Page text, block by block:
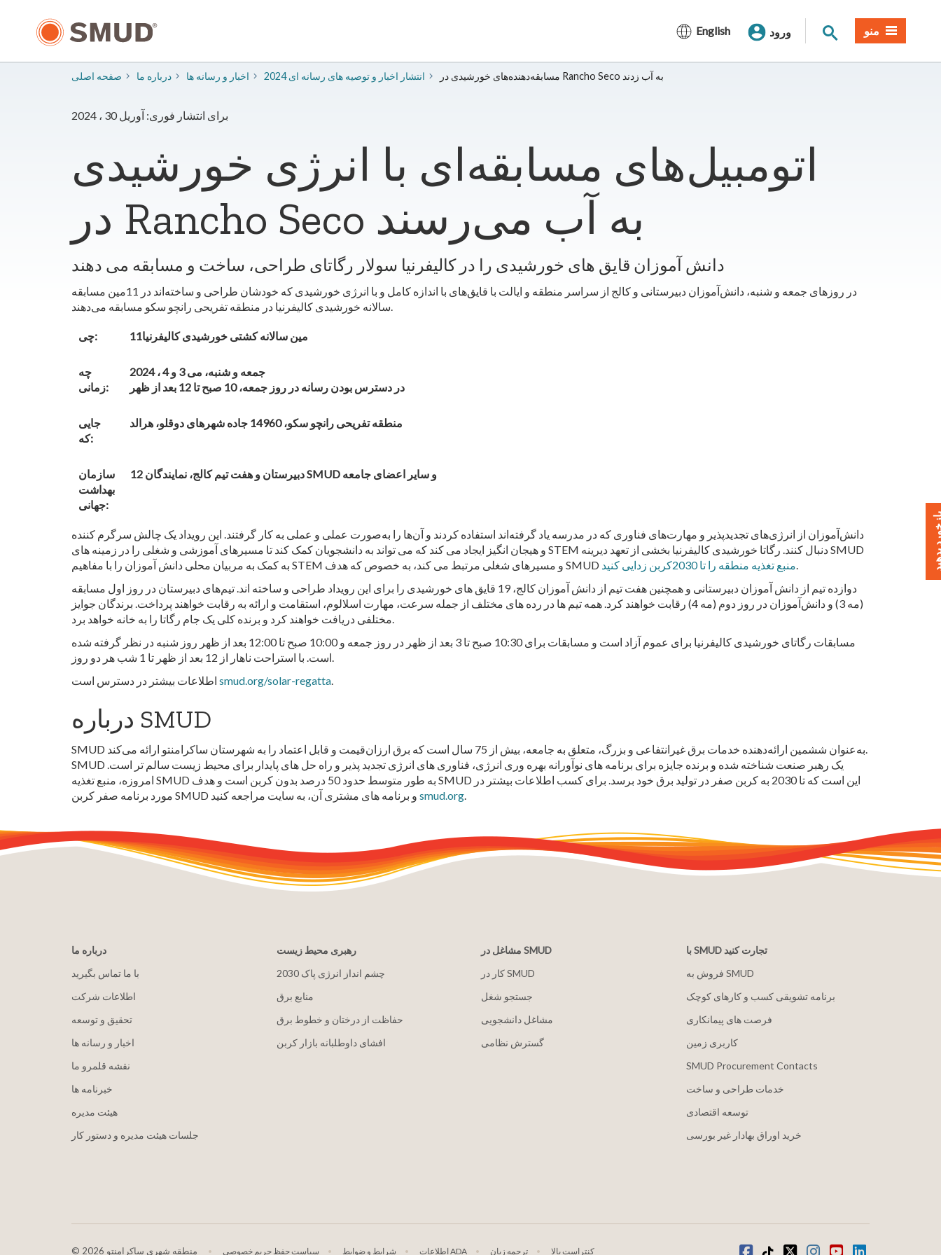
English ورود جستجوی سایت
منو
صفحه اصلی درباره ما ​اخبار و رسانه ها 2024 انتشار اخبار و توصیه های رسانه ای مسابقه‌دهنده‌های خورشیدی در Rancho Seco به آب زدند
برای انتشار فوری: آوریل 30 ، 2024
اتومبیل‌های مسابقه‌ای با انرژی خورشیدی
در Rancho Seco به آب می‌رسند
دانش آموزان قایق های خورشیدی را در کالیفرنیا سولار رگاتای طراحی، ساخت و مسابقه می دهند
در روزهای جمعه و شنبه، دانش‌آموزان دبیرستانی و کالج از سراسر منطقه و ایالت با قایق‌های با اندازه کامل و با انرژی خورشیدی که خودشان طراحی و ساخته‌اند در 11مین مسابقه
سالانه خورشیدی کالیفرنیا در منطقه تفریحی رانچو سکو مسابقه می‌دهند.
چی: 11مین سالانه کشتی خورشیدی کالیفرنیا
چه
زمانی:
جمعه و شنبه، می 3 و 4 ، 2024
در دسترس بودن رسانه در روز جمعه، 10 صبح تا 12 بعد از ظهر
جایی
که:
منطقه تفریحی رانچو سکو، 14960 جاده شهرهای دوقلو، هرالد
سازمان
بهداشت
جهانی:
12 دبیرستان و هفت تیم کالج، نمایندگان SMUD و سایر اعضای جامعه
دانش‌آموزان از انرژی‌های تجدیدپذیر و مهارت‌های فناوری که در مدرسه یاد گرفته‌اند استفاده کردند و آن‌ها را به‌صورت عملی و عملی به کار گرفتند. این رویداد یک چالش سرگرم کننده
و هیجان انگیز ایجاد می کند که می تواند به دانشجویان کمک کند تا مسیرهای آموزشی و شغلی را در زمینه های STEM دنبال کنند. رگاتا خورشیدی کالیفرنیا بخشی از تعهد دیرینه SMUD
به کمک به مربیان محلی دانش آموزان را با مفاهیم STEM و مسیرهای شغلی مرتبط می کند، به خصوص که هدف SMUD
منبع تغذیه منطقه را تا 2030کربن زدایی کنید.
دوازده تیم از دانش آموزان دبیرستانی و همچنین هفت تیم از دانش آموزان کالج، 19 قایق های خورشیدی را برای این رویداد طراحی و ساخته اند. تیم‌های دبیرستان در روز اول مسابقه
(مه 3) و دانش‌آموزان در روز دوم (مه 4) رقابت خواهند کرد. همه تیم ها در رده های مختلف از جمله سرعت، مهارت اسلالوم، استقامت و ارائه به رقابت خواهند پرداخت. برندگان جوایز
مختلفی دریافت خواهند کرد و برنده کلی یک جام رگاتا را به خانه خواهد برد.
مسابقات رگاتای خورشیدی کالیفرنیا برای عموم آزاد است و مسابقات برای 10:30 صبح تا 3 بعد از ظهر در روز جمعه و 10:00 صبح تا 12:00 بعد از ظهر روز شنبه در نظر گرفته شده
است. با استراحت ناهار از 12 بعد از ظهر تا 1 شب هر دو روز.
smud.org/solar-regatta.
درباره SMUD
SMUD به‌عنوان ششمین ارائه‌دهنده خدمات برق غیرانتفاعی و بزرگ، متعلق به جامعه، بیش از 75 سال است که برق ارزان‌قیمت و قابل اعتماد را به شهرستان ساکرامنتو ارائه می‌کند.
SMUD یک رهبر صنعت شناخته شده و برنده جایزه برای برنامه های نوآورانه بهره وری انرژی، فناوری های انرژی تجدید پذیر و راه حل های پایدار برای محیط زیست سالم تر است.
امروزه، منبع تغذیه SMUD به طور متوسط حدود 50 درصد بدون کربن است و هدف SMUD این است که تا 2030 به کربن صفر در تولید برق خود برسد. برای کسب اطلاعات بیشتر در
smud.org.
درباره ما
با ما تماس بگیرید
اطلاعات شرکت
تحقیق و توسعه
اخبار و رسانه ها
نقشه قلمرو ما
خبرنامه ها
هيئت مدیره
جلسات هیئت مدیره و دستور کار
رهبری محیط زیست
2030 چشم انداز انرژی پاک
منابع برق
حفاظت از درختان و خطوط برق
افشای داوطلبانه بازار کربن
مشاغل در SMUD
کار در SMUD
جستجو شغل
مشاغل دانشجویی
گسترش نظامی
با SMUD تجارت کنید
فروش به SMUD
برنامه تشویقی کسب و کارهای کوچک
فرصت های پیمانکاری
کاربری زمین
SMUD Procurement Contacts
خدمات طراحی و ساخت
توسعه اقتصادی
خرید اوراق بهادار غیر بورسی
© 2026 منطقه شهری ساکرامنتو سیاست حفظ حریم خصوصی شرایط و ضوابط اطلاعات ADA ترجمه زبان کنتراست بالا فیس بوک
تیک تاک
توییتراینستاگرام
یوتیوبلینکدین